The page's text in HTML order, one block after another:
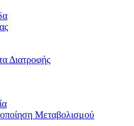
Διατροφής
Μεταβολισμού